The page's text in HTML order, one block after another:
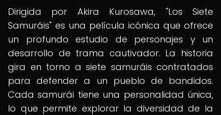
Dirigida por Akira Kurosawa, "Los Siete
Samuráis" es una película icónica que ofrece
un profundo estudio de personajes y un
desarrollo de trama cautivador. La historia
gira en torno a siete samuráis contratados
para defender a un pueblo de bandidos.
Cada samurái tiene una personalidad única,
lo que permite explorar la diversidad de la